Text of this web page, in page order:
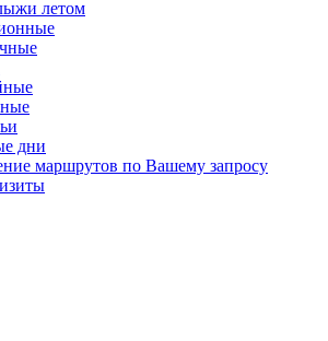
летом
дни
маршрутов по Вашему запросу